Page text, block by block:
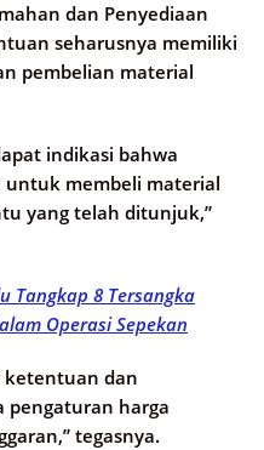
dan Penyediaan
seharusnya memiliki
pembelian material
indikasi bahwa
membeli material
yang telah ditunjuk,”
Tangkap 8 Tersangka
Operasi Sepekan
ketentuan dan
pengaturan harga
tegasnya.